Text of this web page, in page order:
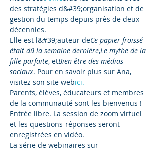
des stratégies d&#39;organisation et de
gestion du temps depuis près de deux
décennies.
Elle est l&#39;auteur deCe papier froissé
était dû la semaine dernière,Le mythe de la
fille parfaite, etBien-être des médias
sociaux. Pour en savoir plus sur Ana,
visitez son site webici.
Parents, élèves, éducateurs et membres
de la communauté sont les bienvenus !
Entrée libre. La session de zoom virtuel
et les questions-réponses seront
enregistrées en vidéo.
La série de webinaires sur